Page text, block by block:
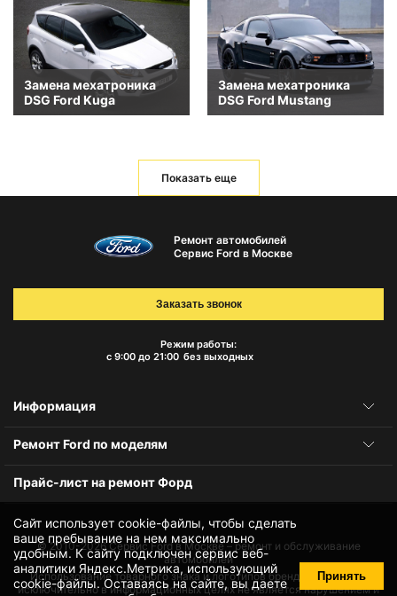
Замена мехатроника
DSG Ford Kuga
Замена мехатроника
DSG Ford Mustang
Показать еще
Сайт использует cookie-файлы, чтобы сделать
ваше пребывание на нем максимально
удобным. К cайту подключен сервис веб-
аналитики Яндекс.Метрика, использующий
cookie-файлы. Оставаясь на сайте, вы даете
Принять
Ремонт автомобилей
Сервис Ford в Москве
Режим работы:
с 9:00 до 21:00 без выходных
Заказать звонок
Информация
Ремонт Ford по моделям
Прайс-лист на ремонт Форд
© 2010-2026Сервис Ford в Москве – ремонт и обслуживание
автомобилей
Использование товарного знака и логотипов бренда происходит
исключительно в информационных целях не является нарушением и